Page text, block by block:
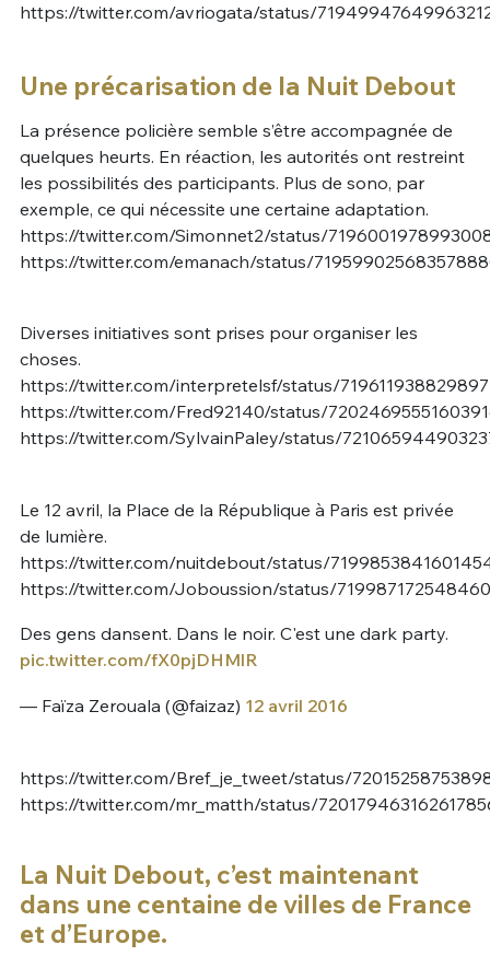
https://twitter.com/avriogata/status/
Une précarisation de la Nuit Debout
La présence policière semble s’être accompagnée de
quelques heurts. En réaction, les autorités ont restreint
les possibilités des participants. Plus de sono, par
exemple, ce qui nécessite une certaine adaptation.
https://twitter.com/Simonnet2/status/
https://twitter.com/emanach/status/
Diverses initiatives sont prises pour organiser les
choses.
https://twitter.com/interpretelsf/status/
https://twitter.com/Fred92140/status/
https://twitter.com/SylvainPaley/status/
Le 12 avril, la Place de la République à Paris est privée
de lumière.
https://twitter.com/nuitdebout/status/
https://twitter.com/Joboussion/status/
Des gens dansent. Dans le noir. C'est une dark party.
pic.twitter.com/fX0pjDHMlR
— Faïza Zerouala (@faizaz) 12 avril 2016
https://twitter.com/Bref_je_tweet/status/
https://twitter.com/mr_matth/status/
La Nuit Debout, c’est maintenant
dans une centaine de villes de France
et d’Europe.